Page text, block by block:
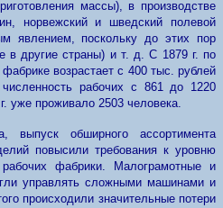
массы), в производстве
норвежский и шведский полевой
явлением, поскольку до этих пор
в другие страны) и т. д. С 1879 г. по
возрастает с 400 тыс. рублей
рабочих с 861 до 1220
уже проживало 2503 человека.
выпуск обширного ассортимента
повысили требования к уровню
фабрики. Малограмотные и
управлять сложными машинами и
происходили значительные потери